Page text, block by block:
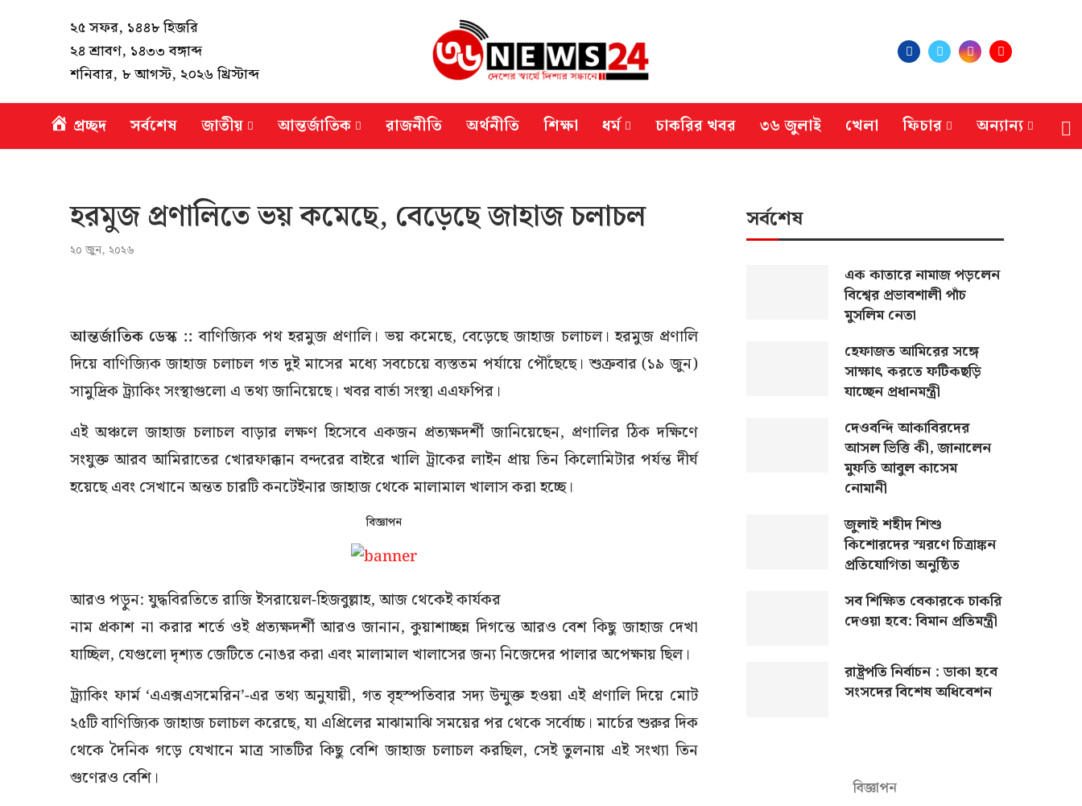
২৫ সফর, ১৪৪৮ হিজরি
২৪ শ্রাবণ, ১৪৩৩ বঙ্গাব্দ
শনিবার, ৮ আগস্ট, ২০২৬ খ্রিস্টাব্দ
প্রচ্ছদ সর্বশেষ জাতীয় আন্তর্জাতিক রাজনীতি অর্থনীতি শিক্ষা ধর্ম চাকরির খবর ৩৬ জুলাই খেলা ফিচার অন্যান্য
হরমুজ প্রণালিতে ভয় কমেছে, বেড়েছে জাহাজ চলাচল
২০ জুন, ২০২৬
আন্তর্জাতিক ডেস্ক :: বাণিজ্যিক পথ হরমুজ প্রণালি। ভয় কমেছে, বেড়েছে জাহাজ চলাচল। হরমুজ প্রণালি
দিয়ে বাণিজ্যিক জাহাজ চলাচল গত দুই মাসের মধ্যে সবচেয়ে ব্যস্ততম পর্যায়ে পৌঁছেছে। শুক্রবার (১৯ জুন)
সামুদ্রিক ট্র্যাকিং সংস্থাগুলো এ তথ্য জানিয়েছে। খবর বার্তা সংস্থা এএফপির।
এই অঞ্চলে জাহাজ চলাচল বাড়ার লক্ষণ হিসেবে একজন প্রত্যক্ষদর্শী জানিয়েছেন, প্রণালির ঠিক দক্ষিণে
সংযুক্ত আরব আমিরাতের খোরফাক্কান বন্দরের বাইরে খালি ট্রাকের লাইন প্রায় তিন কিলোমিটার পর্যন্ত দীর্ঘ
হয়েছে এবং সেখানে অন্তত চারটি কনটেইনার জাহাজ থেকে মালামাল খালাস করা হচ্ছে।
বিজ্ঞাপন
আরও পড়ুন: যুদ্ধবিরতিতে রাজি ইসরায়েল-হিজবুল্লাহ, আজ থেকেই কার্যকর
নাম প্রকাশ না করার শর্তে ওই প্রত্যক্ষদর্শী আরও জানান, কুয়াশাচ্ছন্ন দিগন্তে আরও বেশ কিছু জাহাজ দেখা
যাচ্ছিল, যেগুলো দৃশ্যত জেটিতে নোঙর করা এবং মালামাল খালাসের জন্য নিজেদের পালার অপেক্ষায় ছিল।
ট্র্যাকিং ফার্ম ‘এএক্সএসমেরিন’-এর তথ্য অনুযায়ী, গত বৃহস্পতিবার সদ্য উন্মুক্ত হওয়া এই প্রণালি দিয়ে মোট
২৫টি বাণিজ্যিক জাহাজ চলাচল করেছে, যা এপ্রিলের মাঝামাঝি সময়ের পর থেকে সর্বোচ্চ। মার্চের শুরুর দিক
থেকে দৈনিক গড়ে যেখানে মাত্র সাতটির কিছু বেশি জাহাজ চলাচল করছিল, সেই তুলনায় এই সংখ্যা তিন
গুণেরও বেশি।
সর্বশেষ
এক কাতারে নামাজ পড়লেন
বিশ্বের প্রভাবশালী পাঁচ
মুসলিম নেতা
হেফাজত আমিরের সঙ্গে
সাক্ষাৎ করতে ফটিকছড়ি
যাচ্ছেন প্রধানমন্ত্রী
দেওবন্দি আকাবিরদের
আসল ভিত্তি কী, জানালেন
মুফতি আবুল কাসেম
নোমানী
জুলাই শহীদ শিশু
কিশোরদের স্মরণে চিত্রাঙ্কন
প্রতিযোগিতা অনুষ্ঠিত
সব শিক্ষিত বেকারকে চাকরি
দেওয়া হবে: বিমান প্রতিমন্ত্রী
রাষ্ট্রপতি নির্বাচন : ডাকা হবে
সংসদের বিশেষ অধিবেশন
বিজ্ঞাপন